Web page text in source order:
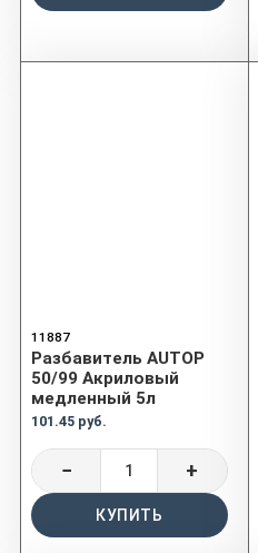
11887
Разбавитель AUTOP
50/99 Акриловый
медленный 5л
101.45 руб.
− +
КУПИТЬ